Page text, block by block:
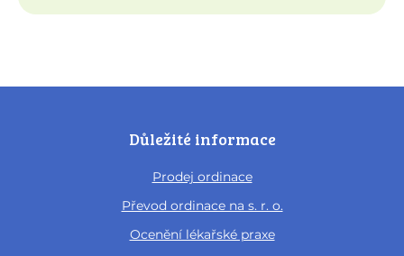
Důležité informace
Prodej ordinace
Převod ordinace na s. r. o.
Ocenění lékařské praxe